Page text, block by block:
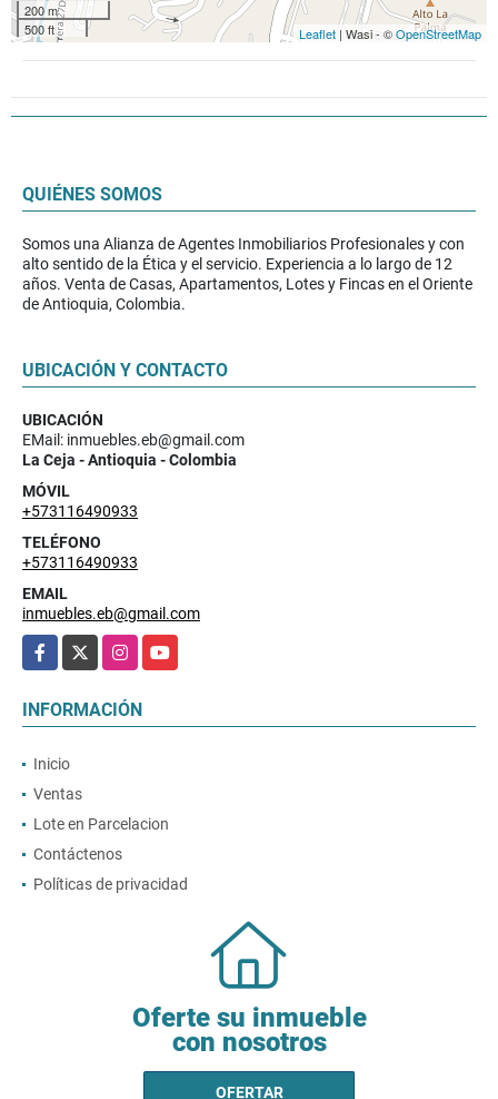
200 m
500 ft
Leaflet | Wasi - ©OpenStreetMap
QUIÉNES SOMOS
Somos una Alianza de Agentes Inmobiliarios Profesionales y con
alto sentido de la Ética y el servicio. Experiencia a lo largo de 12
años. Venta de Casas, Apartamentos, Lotes y Fincas en el Oriente
de Antioquia, Colombia.
UBICACIÓN
EMail: inmuebles.eb@gmail.com
La Ceja - Antioquia - Colombia
MÓVIL
+573116490933
TELÉFONO
+573116490933
EMAIL
inmuebles.eb@gmail.com
Facebook
X Instagram
YouTube
Inicio
Ventas
Lote en Parcelacion
Contáctenos
Oferte su inmueble
con nosotros